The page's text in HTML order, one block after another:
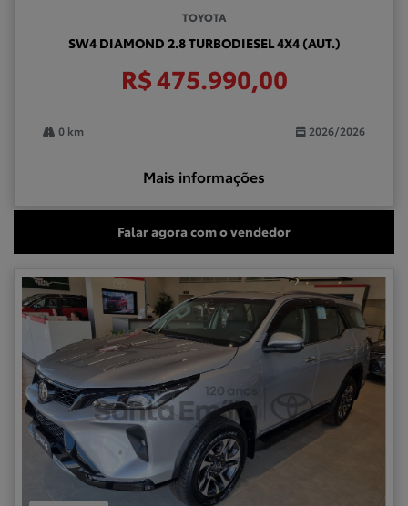
TOYOTA
SW4 DIAMOND 2.8 TURBODIESEL 4X4 (AUT.)
R$ 475.990,00
0 km 2026/2026
Mais informações
Falar agora com o vendedor